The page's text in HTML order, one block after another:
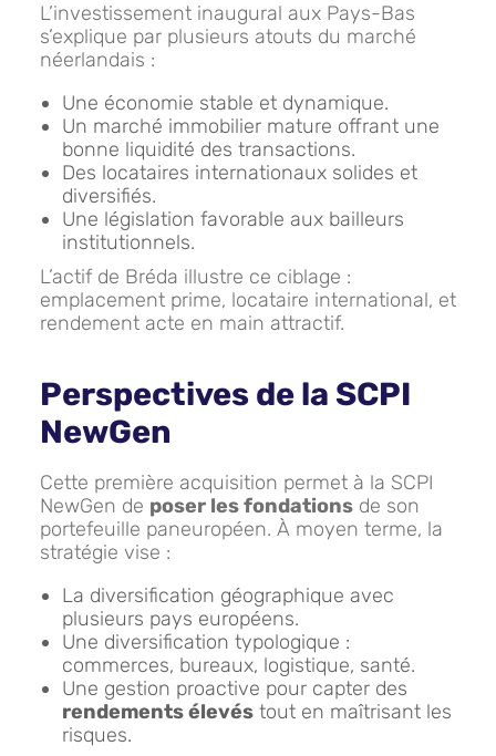
L’investissement inaugural aux Pays-Bas
s’explique par plusieurs atouts du marché
néerlandais :
Une économie stable et dynamique.
Un marché immobilier mature offrant une
bonne liquidité des transactions.
Des locataires internationaux solides et
diversifiés.
Une législation favorable aux bailleurs
institutionnels.
L’actif de Bréda illustre ce ciblage :
emplacement prime, locataire international, et
rendement acte en main attractif.
Perspectives de la SCPI
NewGen
Cette première acquisition permet à la SCPI
NewGen de poser les fondations de son
portefeuille paneuropéen. À moyen terme, la
stratégie vise :
La diversification géographique avec
plusieurs pays européens.
Une diversification typologique :
commerces, bureaux, logistique, santé.
Une gestion proactive pour capter des
rendements élevés tout en maîtrisant les
risques.